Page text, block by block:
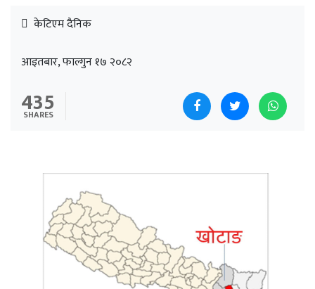
केटिएम दैनिक
आइतबार, फाल्गुन १७ २०८२
435
SHARES